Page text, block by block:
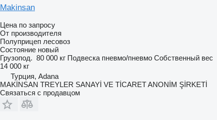
Makinsan
Цена по запросу
От производителя
Полуприцеп лесовоз
Состояние новый
Грузопод. 80 000 кг Подвеска пневмо/пневмо Собственный вес
14 000 кг
Турция, Adana
MAKİNSAN TREYLER SANAYİ VE TİCARET ANONİM ŞİRKETİ
Связаться с продавцом